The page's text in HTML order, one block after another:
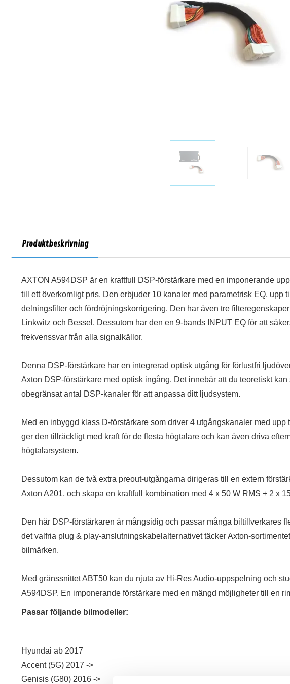
Produktbeskrivning
AXTON A594DSP är en kraftfull DSP-förstärkare med en imponerande
till ett överkomligt pris. Den erbjuder 10 kanaler med parametrisk EQ, upp
delningsfilter och fördröjningskorrigering. Den har även tre
Linkwitz och Bessel. Dessutom har den en 9-bands INPUT EQ för att
frekvenssvar från alla signalkällor.
Denna DSP-förstärkare har en integrerad optisk utgång för förlustfri
Axton DSP-förstärkare med optisk ingång. Det innebär att du teoretiskt kan
obegränsat antal DSP-kanaler för att anpassa ditt ljudsystem.
Med en inbyggd klass D-förstärkare som driver 4 utgångskanaler med upp
ger den tillräckligt med kraft för de flesta högtalare och kan även driva
högtalarsystem.
Dessutom kan de två extra preout-utgångarna dirigeras till en extern
Axton A201, och skapa en kraftfull kombination med 4 x 50 W RMS + 2 x
Den här DSP-förstärkaren är mångsidig och passar många biltillverkares
det valfria plug & play-anslutningskabelalternativet täcker Axton-
bilmärken.
Med gränssnittet ABT50 kan du njuta av Hi-Res Audio-uppspelning och
A594DSP. En imponerande förstärkare med en mängd möjligheter till en
Passar följande bilmodeller:
Hyundai ab 2017
Accent (5G) 2017 ->
Genisis (G80) 2016 ->